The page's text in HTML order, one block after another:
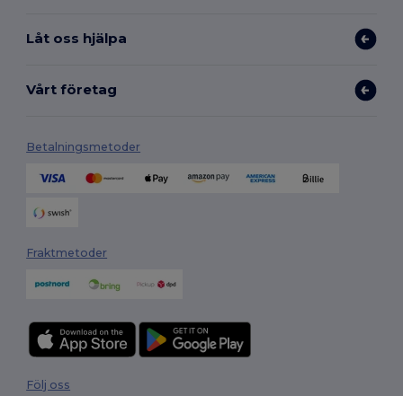
Låt oss hjälpa
Vårt företag
Betalningsmetoder
Fraktmetoder
Följ oss